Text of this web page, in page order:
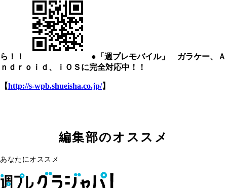
ら！！
●「週プレモバイル」 ガラケー、Ａ
ｎｄｒｏｉｄ、ｉＯＳに完全対応中！！
【http://s-wpb.shueisha.co.jp/】
編集部のオススメ
あなたにオススメ